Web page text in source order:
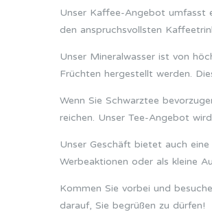
Unser Kaffee-Angebot umfasst
den anspruchsvollsten
Unser Mineralwasser ist von
Früchten hergestellt werden.
Wenn Sie Schwarztee
reichen. Unser Tee-Angebot
Unser Geschäft bietet auch
Werbeaktionen oder als kleine
Kommen Sie vorbei und
darauf, Sie begrüßen zu dürfen!